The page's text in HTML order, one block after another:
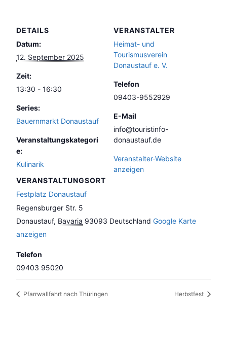
DETAILS
Datum:
12. September 2025
Zeit:
13:30 - 16:30
Series:
Bauernmarkt Donaustauf
Veranstaltungskategori
e:
Kulinarik
VERANSTALTUNGSORT
Festplatz Donaustauf
Regensburger Str. 5
Donaustauf, Bavaria 93093 Deutschland Google Karte
anzeigen
Telefon
09403 95020
VERANSTALTER
Heimat- und
Tourismusverein
Donaustauf e. V.
Telefon
09403-9552929
E-Mail
info@touristinfo-
donaustauf.de
Veranstalter-Website
anzeigen
Pfarrwallfahrt nach Thüringen Herbstfest